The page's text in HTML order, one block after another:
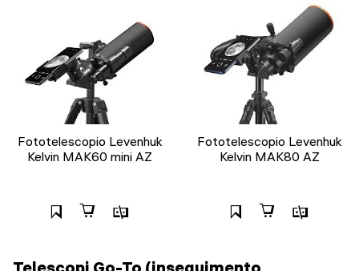
Fototelescopio Levenhuk
Kelvin MAK60 mini AZ
Fototelescopio Levenhuk
Kelvin MAK80 AZ